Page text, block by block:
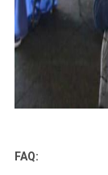
FAQ: